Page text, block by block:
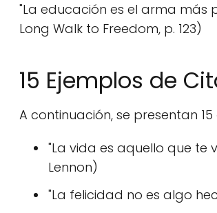
"La educación es el arma más
Long Walk to Freedom, p. 123)
15 Ejemplos de
A continuación, se presentan
"La vida es aquello que te
Lennon)
"La felicidad no es algo